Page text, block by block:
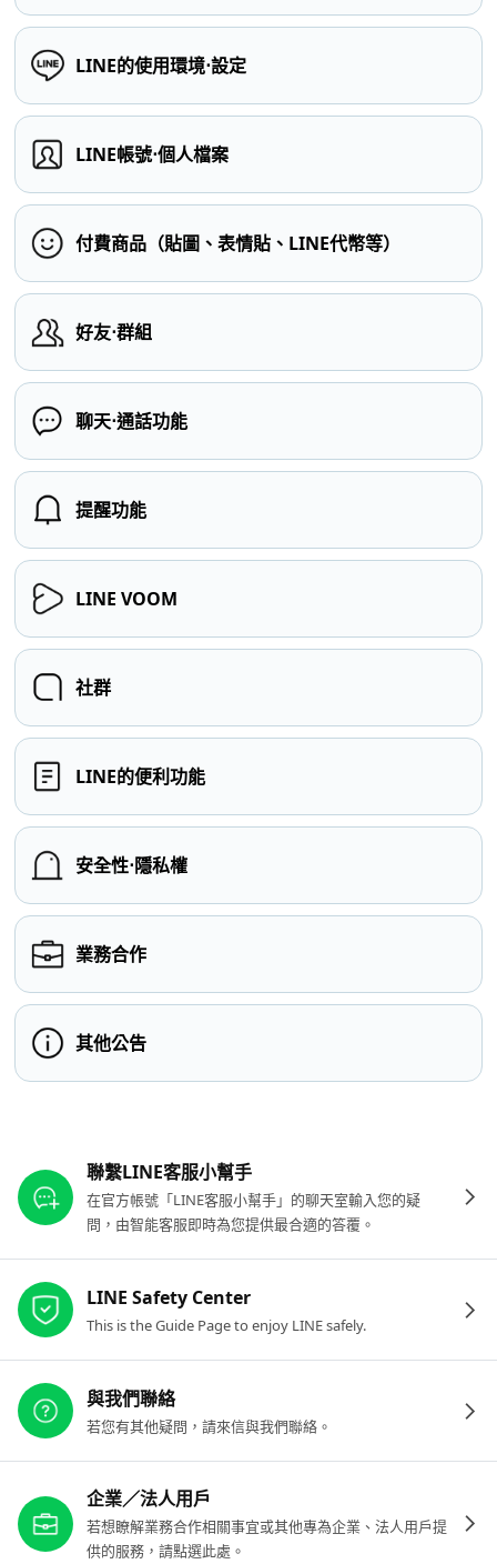
LINE的使用環境⋅設定
LINE帳號⋅個人檔案
付費商品（貼圖、表情貼、LINE代幣等）
好友⋅群組
聊天⋅通話功能
提醒功能
LINE VOOM
社群
LINE的便利功能
安全性⋅隱私權
業務合作
其他公告
聯繫LINE客服小幫手
在官方帳號「LINE客服小幫手」的聊天室輸入您的疑
問，由智能客服即時為您提供最合適的答覆。
LINE Safety Center
This is the Guide Page to enjoy LINE safely.
與我們聯絡
若您有其他疑問，請來信與我們聯絡。
企業／法人用戶
若想瞭解業務合作相關事宜或其他專為企業、法人用戶提
供的服務，請點選此處。